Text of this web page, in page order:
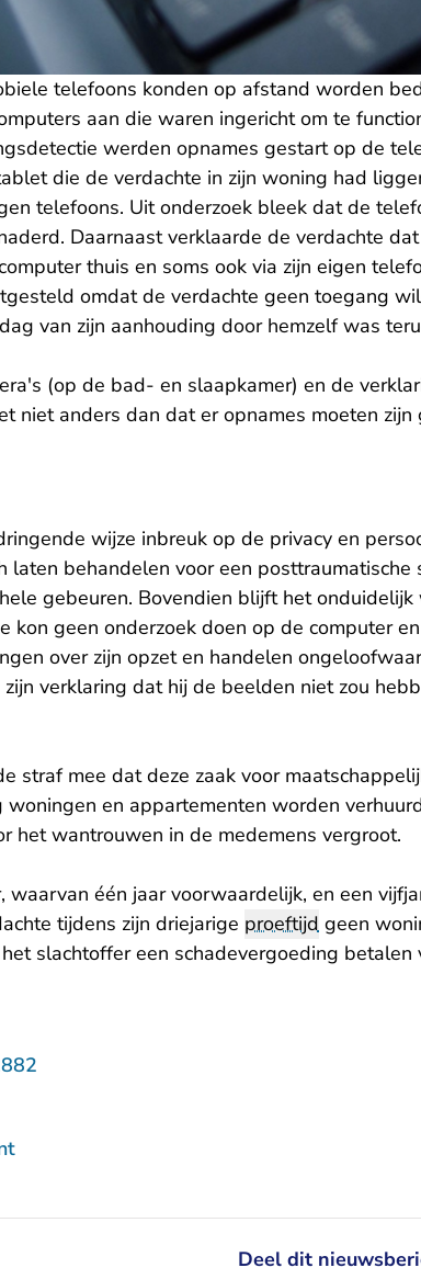
telefoons konden op afstand worden
aan die waren ingericht om te
werden opnames gestart op de
die de verdachte in zijn woning had
telefoons. Uit onderzoek bleek dat de
Daarnaast verklaarde de verdachte
thuis en soms ook via zijn eigen
omdat de verdachte geen toegang
van zijn aanhouding door hemzelf was
(op de bad- en slaapkamer) en de
niet anders dan dat er opnames moeten zijn
wijze inbreuk op de privacy en
laten behandelen voor een posttraumatische
gebeuren. Bovendien blijft het
kon geen onderzoek doen op de computer
over zijn opzet en handelen
verklaring dat hij de beelden niet zou
straf mee dat deze zaak voor
en appartementen worden
het wantrouwen in de medemens vergroot.
waarvan één jaar voorwaardelijk, en een
tijdens zijn driejarige proeftijd geen
slachtoffer een schadevergoeding betalen
Deel dit